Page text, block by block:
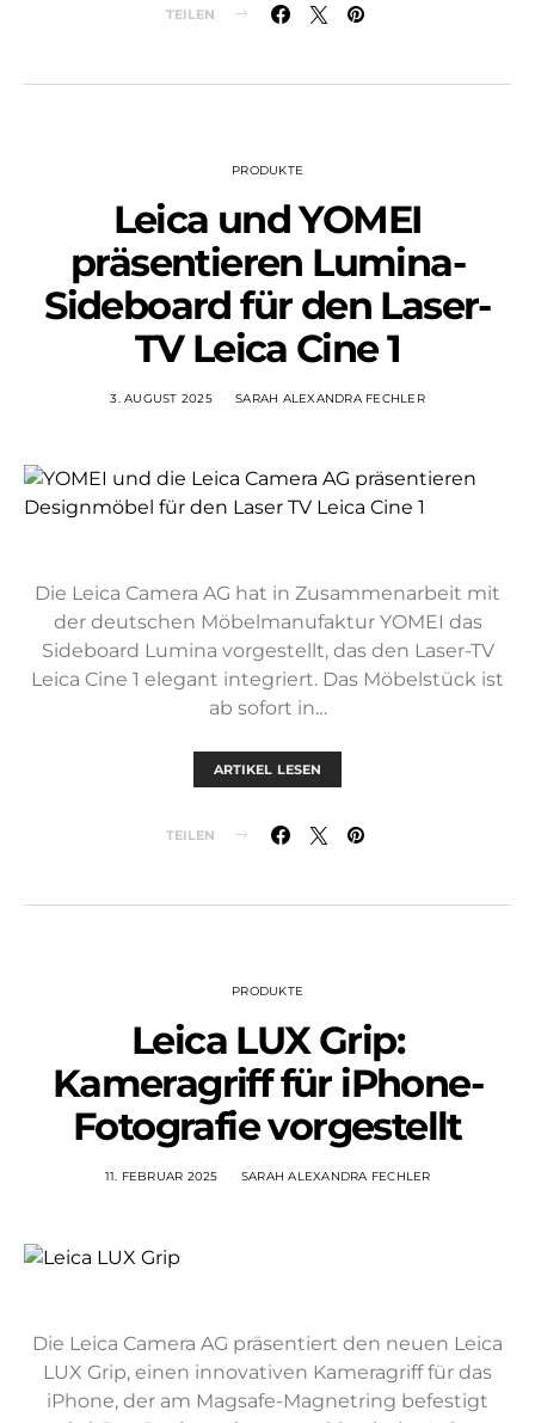
TEILEN
PRODUKTE
Leica und YOMEI
präsentieren Lumina-
Sideboard für den Laser-
TV Leica Cine 1
3. AUGUST 2025 SARAH ALEXANDRA FECHLER
Die Leica Camera AG hat in Zusammenarbeit mit
der deutschen Möbelmanufaktur YOMEI das
Sideboard Lumina vorgestellt, das den Laser-TV
Leica Cine 1 elegant integriert. Das Möbelstück ist
ab sofort in…
ARTIKEL LESEN
TEILEN
PRODUKTE
Leica LUX Grip:
Kameragriff für iPhone-
Fotografie vorgestellt
11. FEBRUAR 2025 SARAH ALEXANDRA FECHLER
Die Leica Camera AG präsentiert den neuen Leica
LUX Grip, einen innovativen Kameragriff für das
iPhone, der am Magsafe-Magnetring befestigt